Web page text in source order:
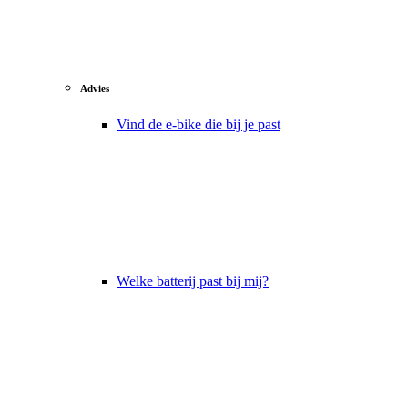
Advies
Vind de e-bike die bij je past
Welke batterij past bij mij?